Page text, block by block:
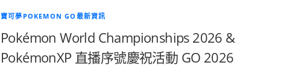
寶可夢POKEMON GO最新資訊
Pokémon World Championships 2026 &
PokémonXP 直播序號慶祝活動 GO 2026